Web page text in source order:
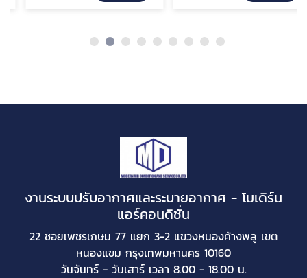
งานระบบปรับอากาศและระบายอากาศ - โมเดิร์น
แอร์คอนดิชั่น
22 ซอยเพชรเกษม 77 แยก 3-2 แขวงหนองค้างพลู เขต
หนองแขม กรุงเทพมหานคร 10160
วันจันทร์ - วันเสาร์ เวลา 8.00 - 18.00 น.